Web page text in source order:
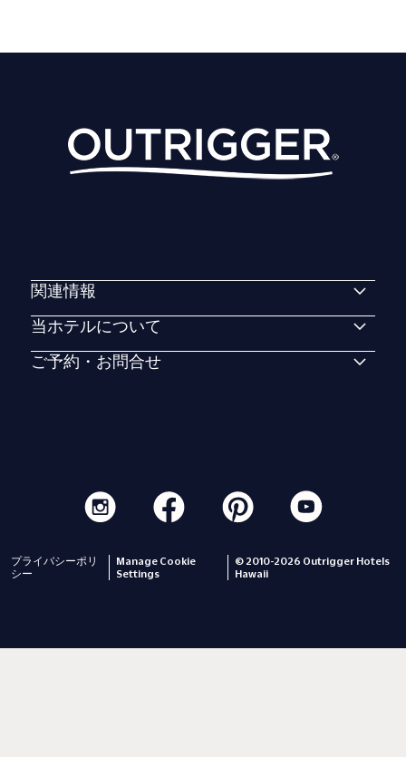
関連情報
当ホテルについて
ご予約・お問合せ
プライバシーポリ
シー
Manage Cookie
Settings
© 2010-2026 Outrigger Hotels
Hawaii